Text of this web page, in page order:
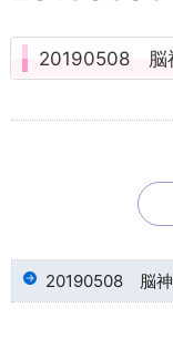
20190508 脳
20190508 脳神